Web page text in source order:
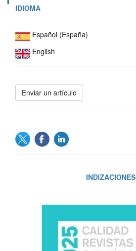
IDIOMA
Español (España)
English
Enviar
un
Enviar un artículo
INDIZACIONES